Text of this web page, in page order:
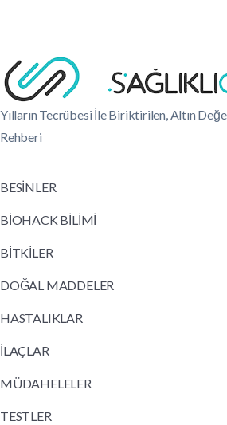
Yılların Tecrübesi İle Biriktirilen, Altın
Rehberi
BESİNLER
BİOHACK BİLİMİ
BİTKİLER
DOĞAL MADDELER
HASTALIKLAR
İLAÇLAR
MÜDAHELELER
TESTLER